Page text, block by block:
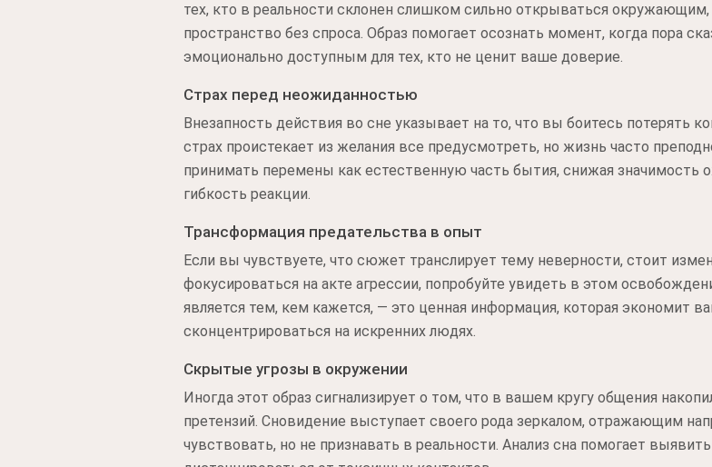
тех, кто в реальности склонен слишком сильно открываться окружающим,
пространство без спроса. Образ помогает осознать момент, когда пора
эмоционально доступным для тех, кто не ценит ваше доверие.
Страх перед неожиданностью
Внезапность действия во сне указывает на то, что вы боитесь потерять
страх проистекает из желания все предусмотреть, но жизнь часто
принимать перемены как естественную часть бытия, снижая значимость
гибкость реакции.
Трансформация предательства в опыт
Если вы чувствуете, что сюжет транслирует тему неверности, стоит
фокусироваться на акте агрессии, попробуйте увидеть в этом
является тем, кем кажется, — это ценная информация, которая экономит
сконцентрироваться на искренних людях.
Скрытые угрозы в окружении
Иногда этот образ сигнализирует о том, что в вашем кругу общения
претензий. Сновидение выступает своего рода зеркалом, отражающим
чувствовать, но не признавать в реальности. Анализ сна помогает